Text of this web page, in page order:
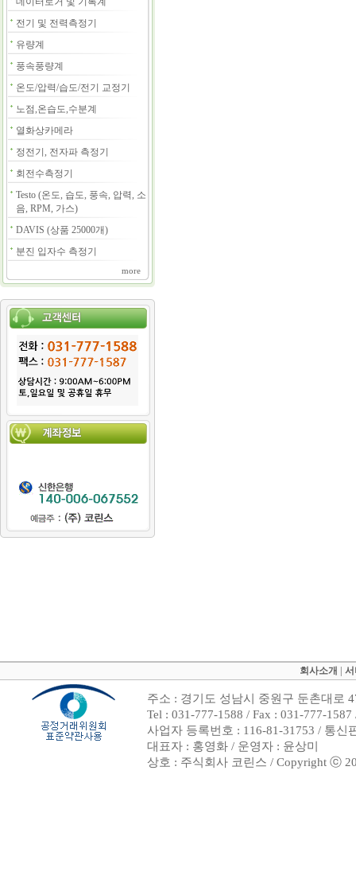
전기 및 전력측정기
유량계
풍속풍량계
온도/압력/습도/전기 교정기
노점,온습도,수분계
열화상카메라
정전기, 전자파 측정기
회전수측정기
Testo (온도, 습도, 풍속, 압력, 소
음, RPM, 가스)
DAVIS (상품 25000개)
분진 입자수 측정기
more
회사소개
주소 : 경기도 성남시 중원구 둔촌대로
Tel : 031-777-1588 / Fax : 031-777-
사업자 등록번호 : 116-81-31753 / 통신
대표자 : 홍영화 / 운영자 : 윤상미
상호 : 주식회사 코린스 / Copyright ⓒ